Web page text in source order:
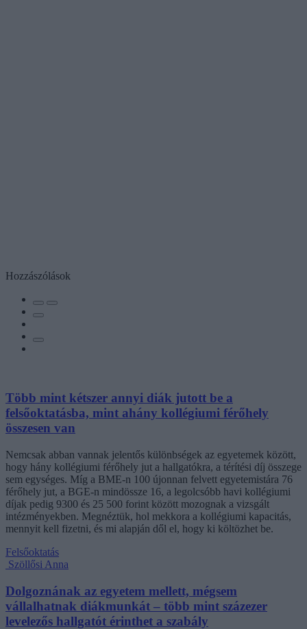
Hozzászólások
Több mint kétszer annyi diák jutott be a
felsőoktatásba, mint ahány kollégiumi férőhely
összesen van
Nemcsak abban vannak jelentős különbségek az egyetemek között,
hogy hány kollégiumi férőhely jut a hallgatókra, a térítési díj összege
sem egységes. Míg a BME-n 100 újonnan felvett egyetemistára 76
férőhely jut, a BGE-n mindössze 16, a legolcsóbb havi kollégiumi
díjak pedig 9300 és 25 500 forint között mozognak a vizsgált
intézményekben. Megnéztük, hol mekkora a kollégiumi kapacitás,
mennyit kell fizetni, és mi alapján dől el, hogy ki költözhet be.
Felsőoktatás
Szöllősi Anna
Dolgoznának az egyetem mellett, mégsem
vállalhatnak diákmunkát – több mint százezer
levelezős hallgatót érinthet a szabály